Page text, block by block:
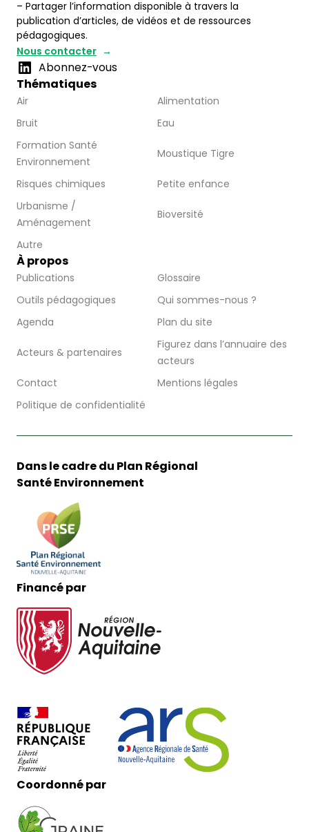
– Partager l’information disponible à travers la
publication d’articles, de vidéos et de ressources
pédagogiques.
Nous contacter
Abonnez-vous
Thématiques
Air
Alimentation
Bruit
Eau
Formation Santé
Environnement
Moustique Tigre
Risques chimiques
Petite enfance
Urbanisme /
Aménagement
Bioversité
Autre
À propos
Publications
Glossaire
Outils pédagogiques
Qui sommes-nous ?
Agenda
Plan du site
Acteurs & partenaires
Figurez dans l’annuaire des
acteurs
Contact
Mentions légales
Politique de confidentialité
Dans le cadre du Plan Régional
Santé Environnement
Financé par
Coordonné par